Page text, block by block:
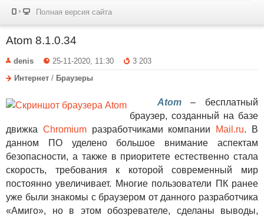
Полная версия сайта
Atom 8.1.0.34
denis 25-11-2020, 11:30
3 203
Интернет / Браузеры
Atom– бесплатный
браузер, созданный на базе
движка Chromiumразработчиками компании Mail.ru. В
данном ПО уделено большое внимание аспектам
безопасности, а также в приоритете естественно стала
скорость, требования к которой современный мир
постоянно увеличивает. Многие пользователи ПК ранее
уже были знакомы с браузером от данного разработчика
«Амиго», но в этом обозревателе, сделаны выводы,